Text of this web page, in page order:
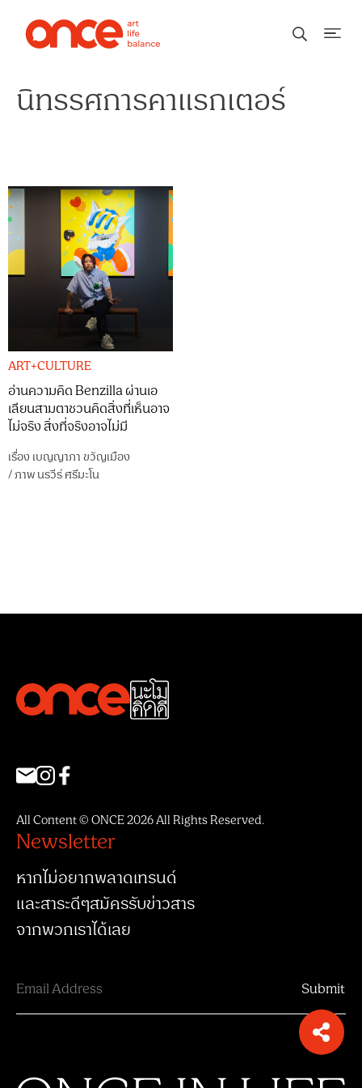
นิทรรศการคาแรกเตอร์
ART+CULTURE
อ่านความคิด Benzilla ผ่านเอ
เลียนสามตาชวนคิดสิ่งที่เห็นอาจ
ไม่จริง สิ่งที่จริงอาจไม่มี
เรื่อง เบญญาภา ขวัญเมือง
/ภาพนรวีร์ ศรีมะโน
All Content © ONCE 2026 All Rights Reserved.
Newsletter
หากไม่อยากพลาดเทรนด์
และสาระดีๆสมัครรับข่าวสาร
จากพวกเราได้เลย